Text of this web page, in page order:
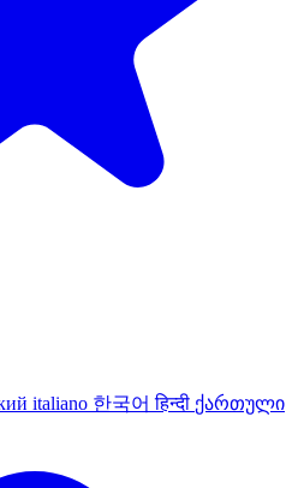
italiano 한국어हिन्दी ქართული